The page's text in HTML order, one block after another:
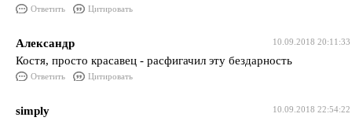
Ответить Цитировать
10.09.2018 20:11:33
Александр
Костя, просто красавец - расфигачил эту бездарность
Ответить Цитировать
10.09.2018 22:54:22
simply